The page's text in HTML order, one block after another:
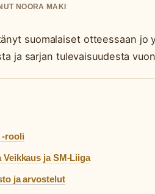
NOORA MAKI
suomalaiset otteessaan jo
ja sarjan tulevaisuudesta
-rooli
Veikkaus ja SM-Liiga
ja arvostelut